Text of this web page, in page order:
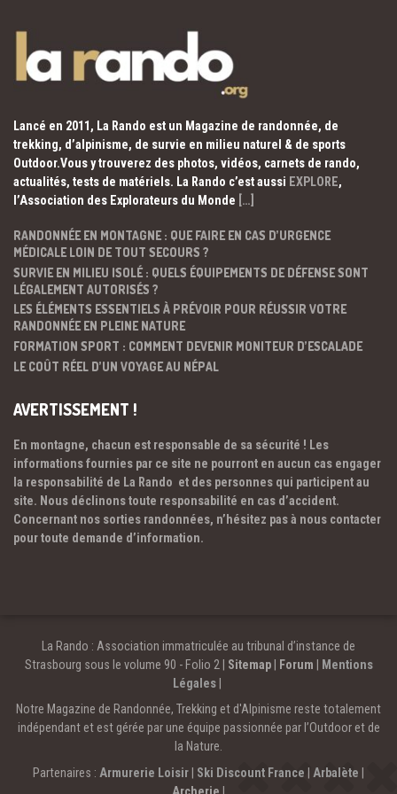
Lancé en 2011, La Rando est un Magazine de randonnée, de
trekking, d’alpinisme, de survie en milieu naturel & de sports
Outdoor.Vous y trouverez des photos, vidéos, carnets de rando,
actualités, tests de matériels. La Rando c’est aussi EXPLORE,
l’Association des Explorateurs du Monde […]
RANDONNÉE EN MONTAGNE : QUE FAIRE EN CAS D’URGENCE
MÉDICALE LOIN DE TOUT SECOURS ?
SURVIE EN MILIEU ISOLÉ : QUELS ÉQUIPEMENTS DE DÉFENSE SONT
LÉGALEMENT AUTORISÉS ?
LES ÉLÉMENTS ESSENTIELS À PRÉVOIR POUR RÉUSSIR VOTRE
RANDONNÉE EN PLEINE NATURE
FORMATION SPORT : COMMENT DEVENIR MONITEUR D’ESCALADE
LE COÛT RÉEL D’UN VOYAGE AU NÉPAL
AVERTISSEMENT !
En montagne, chacun est responsable de sa sécurité ! Les
informations fournies par ce site ne pourront en aucun cas engager
la responsabilité de La Rando et des personnes qui participent au
site. Nous déclinons toute responsabilité en cas d’accident.
Concernant nos sorties randonnées, n’hésitez pas à nous contacter
pour toute demande d’information.
La Rando : Association immatriculée au tribunal d’instance de
Strasbourg sous le volume 90 - Folio 2 | Sitemap| Forum | Mentions
Légales |
Notre Magazine de Randonnée, Trekking et d'Alpinisme reste totalement
indépendant et est gérée par une équipe passionnée par l’Outdoor et de
la Nature.
Partenaires : Armurerie Loisir Ski Discount France Arbalète